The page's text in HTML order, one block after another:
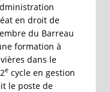
en droit de
du Barreau
formation à
dans le
ecycle en gestion
le poste de